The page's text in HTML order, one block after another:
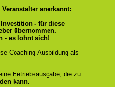
anerkannt:
- für diese
übernommen.
- es lohnt sich!
Coaching-Ausbildung als
Betriebsausgabe, die zu
kann.